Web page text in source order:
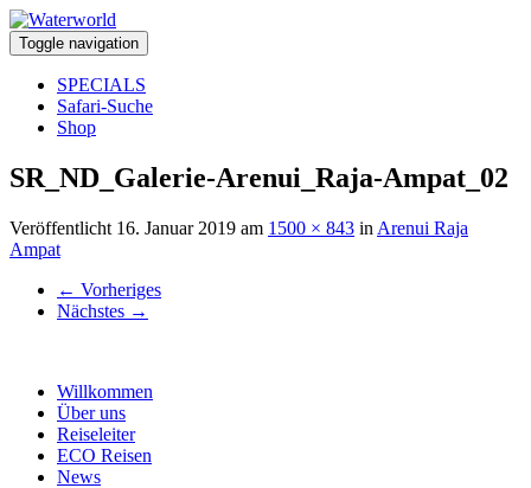
Toggle navigation
SPECIALS
Safari-Suche
Shop
SR_ND_Galerie-Arenui_Raja-Ampat_02
Veröffentlicht 16. Januar 2019 am 1500 × 843 in Arenui Raja
Ampat
← Vorheriges
Nächstes →
Willkommen
Über uns
Reiseleiter
ECO Reisen
News